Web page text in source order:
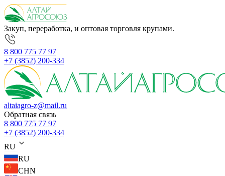
Закуп, переработка, и оптовая торговля крупами.
8 800 775 77 97
+7 (3852) 200-334
altaiagro-z@mail.ru
Обратная связь
8 800 775 77 97
+7 (3852) 200-334
RU
RU
CHN